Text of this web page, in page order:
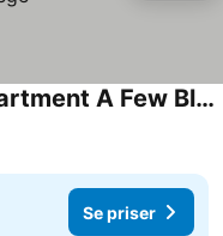
A Charming 2 Bedroom Apartment A Few Blocks From Dickson College
Se priser